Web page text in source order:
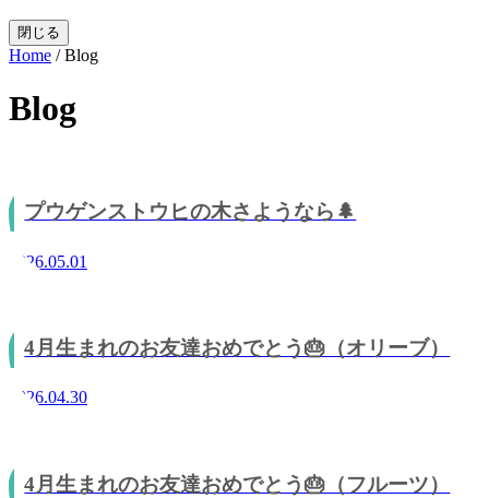
閉じる
Home /Blog
Blog
プウゲンストウヒの木さようなら🌲
2026.05.01
4月生まれのお友達おめでとう🎂（オリーブ）
2026.04.30
4月生まれのお友達おめでとう🎂（フルーツ）